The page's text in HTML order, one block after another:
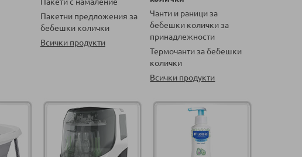
Пакетни предложения за
бебешки колички
Всички продукти
Чанти и раници за
бебешки колички за
принадлежности
Термочанти за бебешки
колички
Всички продукти